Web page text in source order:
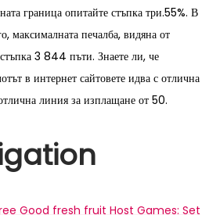
граница опитайте стъпка три.55%. В
максималната печалба, видяна от
3 844 пъти. Знаете ли, че
в интернет сайтовете идва с отлична
линия за изплащане от 50.
Good fresh fruit Host Games: Set